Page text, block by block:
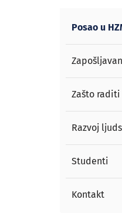
Posao u
Zašto raditi
Razvoj
Studenti
Kontakt